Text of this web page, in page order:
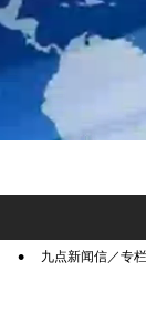
九点新闻信／专栏